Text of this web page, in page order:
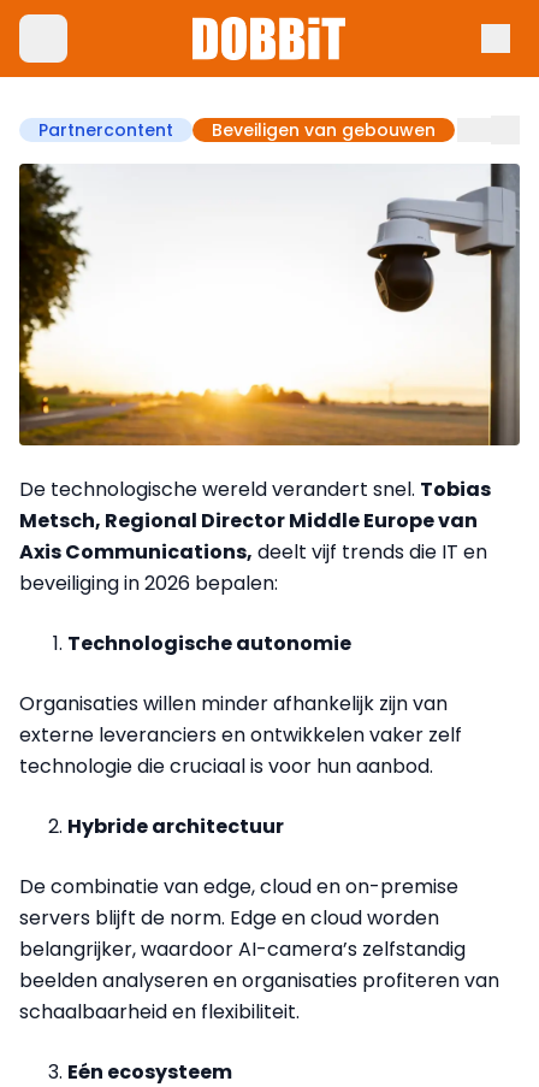
Partnercontent Beveiligen van gebouwen
De technologische wereld verandert snel. Tobias
Metsch, Regional Director Middle Europe van
Axis Communications, deelt vijf trends die IT en
beveiliging in 2026 bepalen:
Technologische autonomie
Organisaties willen minder afhankelijk zijn van
externe leveranciers en ontwikkelen vaker zelf
technologie die cruciaal is voor hun aanbod.
Hybride architectuur
De combinatie van edge, cloud en on-premise
servers blijft de norm. Edge en cloud worden
belangrijker, waardoor AI-camera’s zelfstandig
beelden analyseren en organisaties profiteren van
schaalbaarheid en flexibiliteit.
Eén ecosysteem